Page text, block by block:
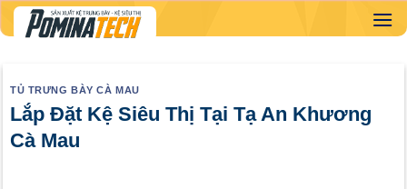
Skip
to
TỦ TRƯNG BÀY CÀ MAU
Lắp Đặt Kệ Siêu Thị Tại Tạ An Khương
Cà Mau